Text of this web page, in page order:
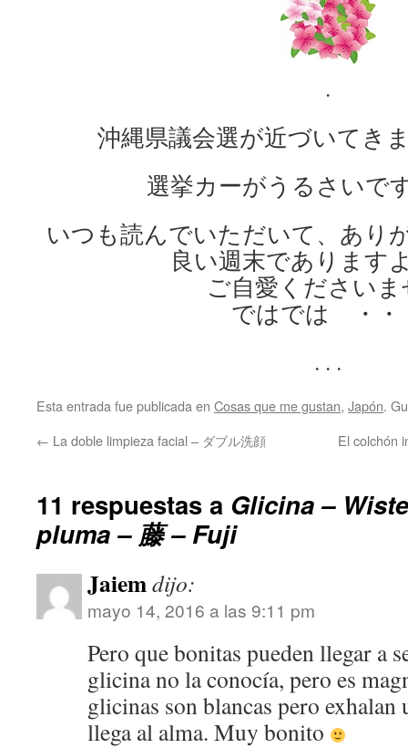
.
沖縄県議会選が近づいてき
選挙カーがうるさい
いつも読んでいただいて、あり
良い週末であります
ご自愛くださいま
ではでは ・・
. . .
Esta entrada fue publicada en Cosas que me gustan, Japón.
← La doble limpieza facial – ダブル洗顔 El colchón
11 respuestas a Glicina –
pluma – 藤 – Fuji
Jaiemdijo:
mayo 14, 2016 a las 9:11 pm
Pero que bonitas pueden llegar a
glicina no la conocía, pero es
glicinas son blancas pero exhalan
llega al alma. Muy bonito